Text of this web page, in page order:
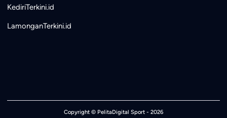
KediriTerkini.id
LamonganTerkini.id
Copyright © PelitaDigital Sport - 2026